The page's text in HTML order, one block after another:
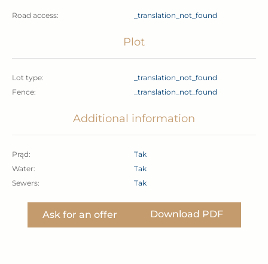
Road access: _translation_not_found
Plot
Lot type:
_translation_not_found
Fence:
_translation_not_found
Additional information
Prąd:
Tak
Water:
Tak
Sewers:
Tak
Ask for an offer Download PDF